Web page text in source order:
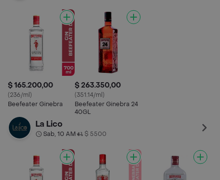
$ 165.200,00
(236/ml)
Beefeater Ginebra
$ 263.350,00
(351.14/ml)
Beefeater Ginebra 24
40GL
La Lico
Sab, 10 AM• $ 5500